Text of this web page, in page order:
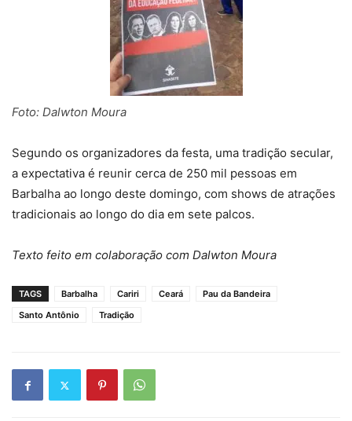
Foto: Dalwton Moura
Segundo os organizadores da festa, uma tradição secular,
a expectativa é reunir cerca de 250 mil pessoas em
Barbalha ao longo deste domingo, com shows de atrações
tradicionais ao longo do dia em sete palcos.
Texto feito em colaboração com Dalwton Moura
TAGS Barbalha Cariri Ceará
Pau da Bandeira
Santo Antônio
Tradição